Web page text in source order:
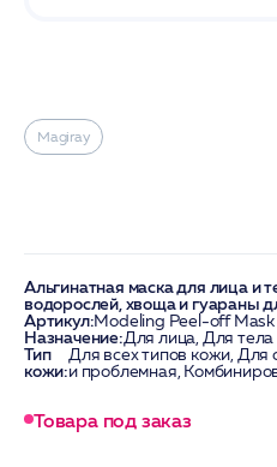
Magiray
Альгинатная маска для лица и
водорослей, хвоща и гуараны
Артикул:Modeling Peel-off Mask
Назначение:Для лица, Для тела
Тип
кожи:
Для всех типов кожи,
и проблемная,
Товара под заказ